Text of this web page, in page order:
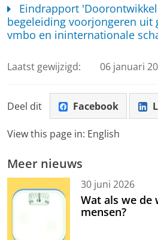
Eindrapport
begeleiding voorjongeren
vmbo en ininternationale
Laatst gewijzigd: 06 januari
Deel dit Facebook
View this page in: English
Meer nieuws
30 juni 2026
Wat als we
mensen?